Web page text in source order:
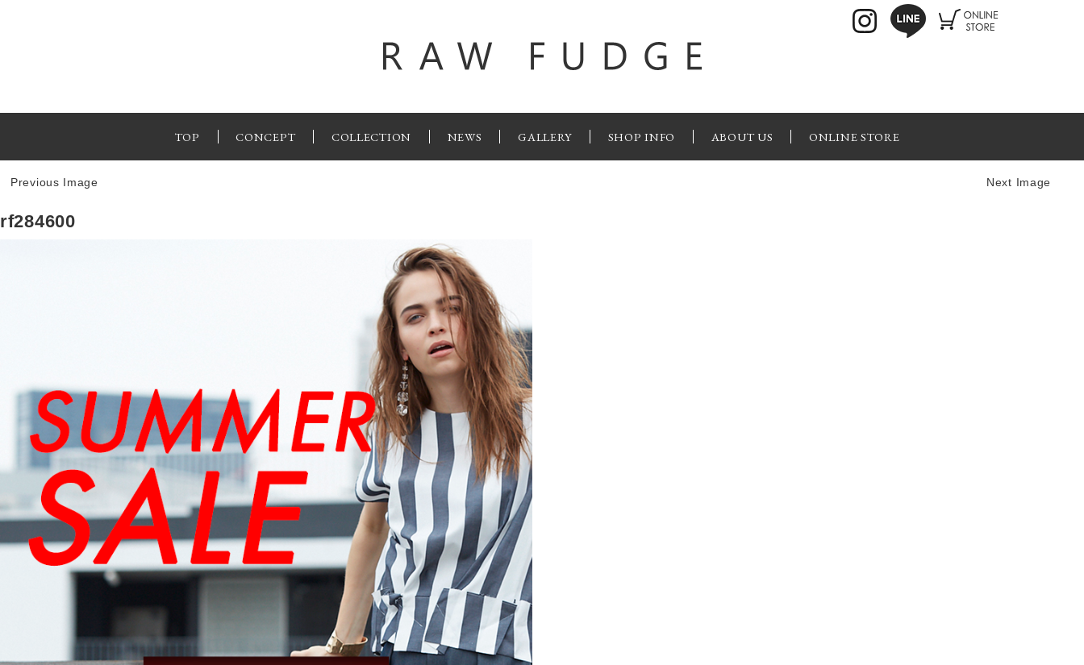
TOP CONCEPT COLLECTION NEWS GALLERY SHOP INFO ABOUT US ONLINE STORE
Previous Image Next Image
rf284600